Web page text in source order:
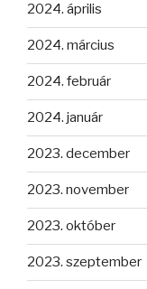
2024. április
2024. március
2024. február
2024. január
2023. december
2023. november
2023. október
2023. szeptember